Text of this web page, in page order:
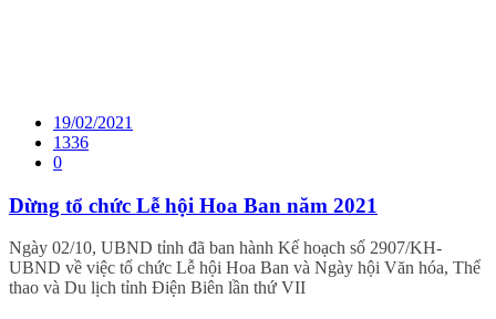
19/02/2021
1336
0
Dừng tổ chức Lễ hội Hoa Ban năm 2021
Ngày 02/10, UBND tỉnh đã ban hành Kế hoạch số 2907/KH-
UBND về việc tổ chức Lễ hội Hoa Ban và Ngày hội Văn hóa, Thể
thao và Du lịch tỉnh Điện Biên lần thứ VII